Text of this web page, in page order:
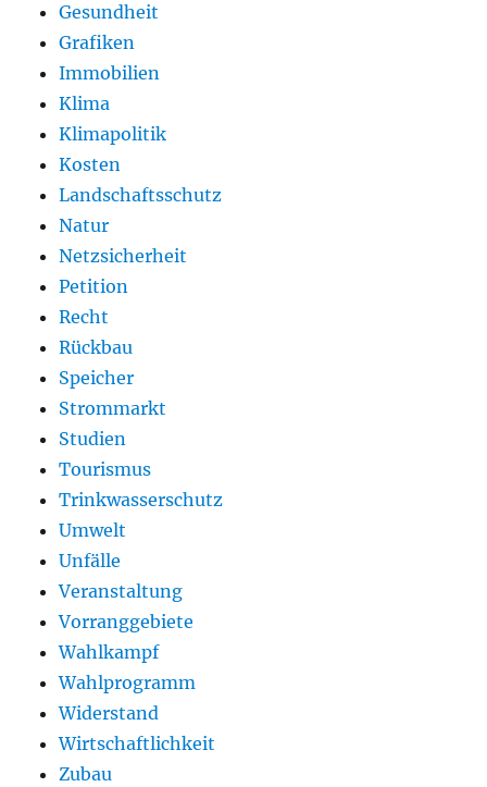
Gesundheit
Grafiken
Immobilien
Klima
Klimapolitik
Kosten
Landschaftsschutz
Natur
Netzsicherheit
Petition
Recht
Rückbau
Speicher
Strommarkt
Studien
Tourismus
Trinkwasserschutz
Umwelt
Unfälle
Veranstaltung
Vorranggebiete
Wahlkampf
Wahlprogramm
Widerstand
Wirtschaftlichkeit
Zubau